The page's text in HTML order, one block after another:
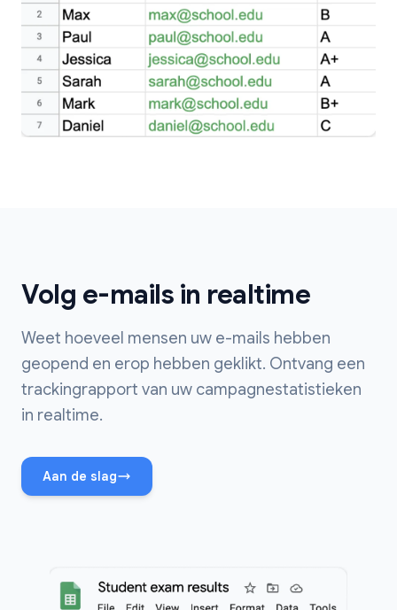
Volg e-mails in realtime
Weet hoeveel mensen uw e-mails hebben
geopend en erop hebben geklikt. Ontvang een
trackingrapport van uw campagnestatistieken
in realtime.
Aan de slag